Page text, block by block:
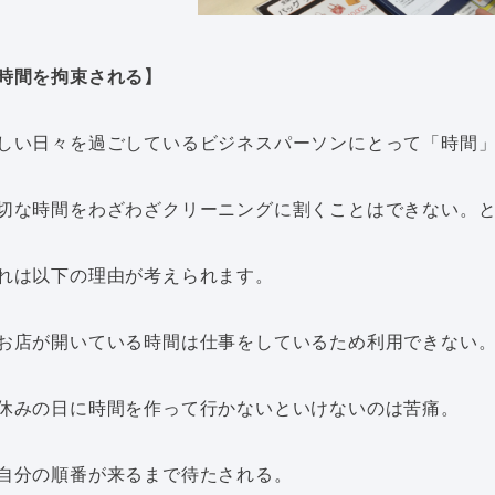
間を拘束される】
い日々を過ごしているビジネスパーソンにとって「時間
な時間をわざわざクリーニングに割くことはできない。
は以下の理由が考えられます。
店が開いている時間は仕事をしているため利用できない
みの日に時間を作って行かないといけないのは苦痛。
分の順番が来るまで待たされる。